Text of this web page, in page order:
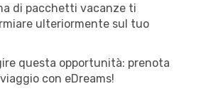
di pacchetti vacanze ti
ulteriormente sul tuo
questa opportunità: prenota
con eDreams!